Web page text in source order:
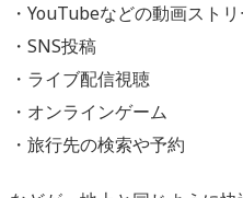
・YouTubeなどの動画スト
・SNS投稿
・ライブ配信視聴
・オンラインゲーム
・旅行先の検索や予約